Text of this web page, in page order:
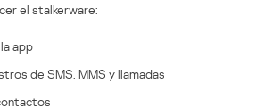
el stalkerware:
app
de SMS, MMS y llamadas